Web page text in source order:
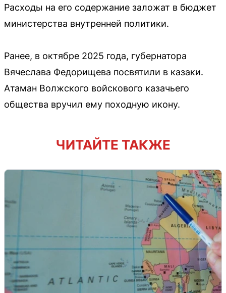
Расходы на его содержание заложат в бюджет
министерства внутренней политики.
Ранее, в октябре 2025 года, губернатора
Вячеслава Федорищева посвятили в казаки.
Атаман Волжского войскового казачьего
общества вручил ему походную икону.
ЧИТАЙТЕ ТАКЖЕ